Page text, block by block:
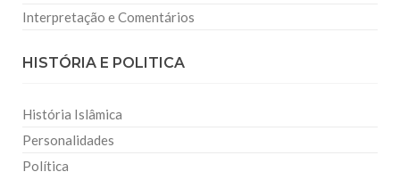
Interpretação e Comentários
HISTÓRIA E POLITICA
História Islâmica
Personalidades
Política